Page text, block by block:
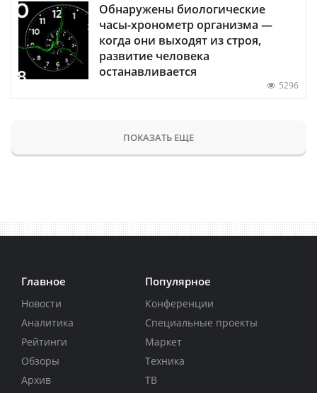
Обнаружены биологические
часы-хронометр организма —
когда они выходят из строя,
развитие человека
останавливается
5296
ПОКАЗАТЬ ЕЩЕ
Главное
Новости
Аналитика
Рейтинги
Обзоры
Архив
Популярное
Конференции
Специальные проекты
Маркет
Техника
ТВ